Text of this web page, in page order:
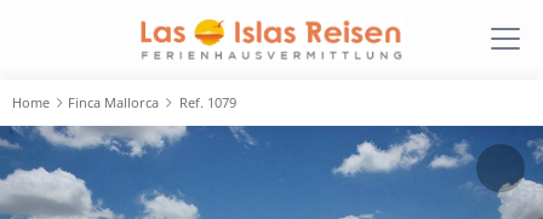
Home Finca Mallorca Ref. 1079